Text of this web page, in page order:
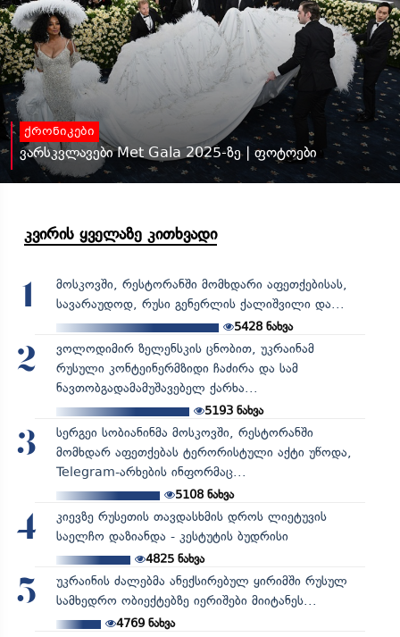
ქრონიკები
ვარსკვლავები Met Gala 2025-ზე | ფოტოები
კვირის ყველაზე კითხვადი
1
მოსკოვში, რესტორანში მომხდარი აფეთქებისას,
სავარაუდოდ, რუსი გენერლის ქალიშვილი და...
5428 ნახვა
2
ვოლოდიმირ ზელენსკის ცნობით, უკრაინამ
რუსული კონტეინერმზიდი ჩაძირა და სამ
ნავთობგადამამუშავებელ ქარხა...
5193ნახვა
3
სერგეი სობიანინმა მოსკოვში, რესტორანში
მომხდარ აფეთქებას ტერორისტული აქტი უწოდა,
Telegram-არხების ინფორმაც...
5108ნახვა
4
კიევზე რუსეთის თავდასხმის დროს ლიეტუვის
საელჩო დაზიანდა - კესტუტის ბუდრისი
4825ნახვა
5
უკრაინის ძალებმა ანექსირებულ ყირიმში რუსულ
სამხედრო ობიექტებზე იერიშები მიიტანეს...
4769ნახვა